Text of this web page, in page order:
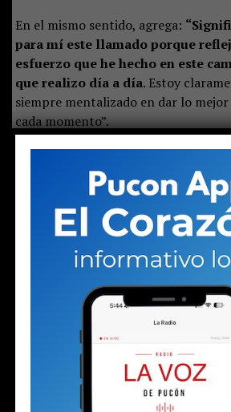
En el mismo sentido, agrega:
para mí este llamado porque
esfuerzo que he hecho en este
que realizo día a día. Estoy
siempre mentalizado en dar lo
cada momento”.
sacar adelante la definición frente a
lugar en la siguiente ronda de la
el partido de ida —en el que
— O’Higgins cayó ajustadamente
que mantiene abierta la llave y
celeste con buenas opciones de
Los argentinos llegan tras una
humillante) derrota frente a
mientras que
de caer por 2-1 ante Deportes
encuentro se disputará este